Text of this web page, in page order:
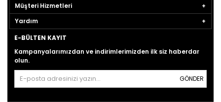
Müşteri Hizmetleri
Yardım
E-BÜLTEN KAYIT
Kampanyalarımızdan ve indirimlerimizden ilk siz haberdar
olun.
GÖNDER